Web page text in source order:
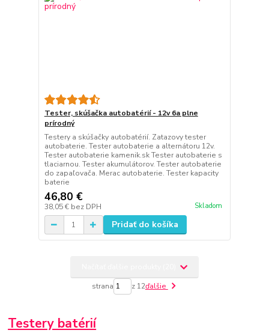
Tester, skúšačka autobatérií - 12v 6a plne
prírodný
Testery a skúšačky autobatérií. Zatazovy tester
autobaterie. Tester autobaterie a alternátoru 12v.
Tester autobaterie kamenik.sk Tester autobaterie s
tlaciarnou. Tester akumulátorov. Tester autobaterie
do zapaľovača. Merac autobaterie. Tester kapacity
baterie
46,80 €
38,05 € bez DPH Skladom
Pridať do košíka
strana z 12ďalšie
Testery batérií